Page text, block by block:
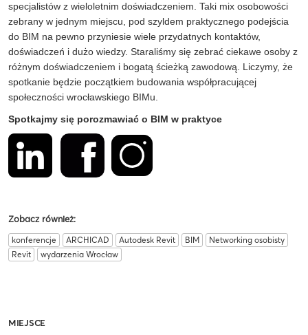
specjalistów z wieloletnim doświadczeniem. Taki mix osobowości
zebrany w jednym miejscu, pod szyldem praktycznego podejścia
do BIM na pewno przyniesie wiele przydatnych kontaktów,
doświadczeń i dużo wiedzy. Staraliśmy się zebrać ciekawe osoby z
różnym doświadczeniem i bogatą ścieżką zawodową. Liczymy, że
spotkanie będzie początkiem budowania współpracującej
społeczności wrocławskiego BIMu.
Spotkajmy się porozmawiać o BIM w praktyce
Zobacz również:
konferencje ARCHICAD Autodesk Revit BIM
Networking osobisty
Revit
wydarzenia Wrocław
MIEJSCE